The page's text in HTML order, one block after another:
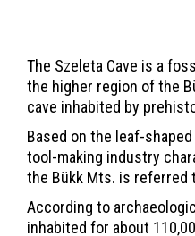
The Szeleta Cave is a
the higher region of the
cave inhabited by
Based on the leaf-
tool-making industry
the Bükk Mts. is referred
According to
inhabited for about